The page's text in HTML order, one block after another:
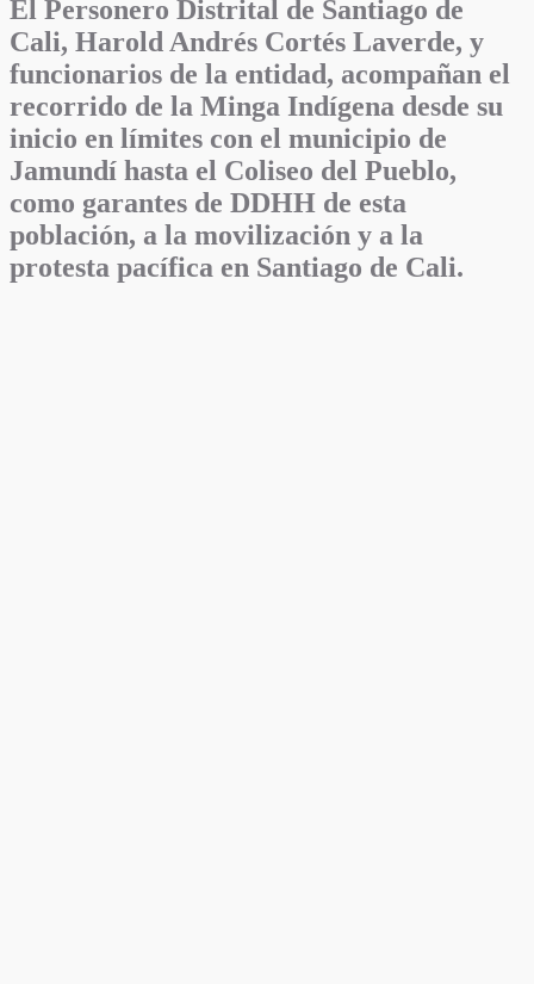
El Personero Distrital de Santiago de
Cali, Harold Andrés Cortés Laverde, y
funcionarios de la entidad, acompañan el
recorrido de la Minga Indígena desde su
inicio en límites con el municipio de
Jamundí hasta el Coliseo del Pueblo,
como garantes de DDHH de esta
población, a la movilización y a la
protesta pacífica en Santiago de Cali.